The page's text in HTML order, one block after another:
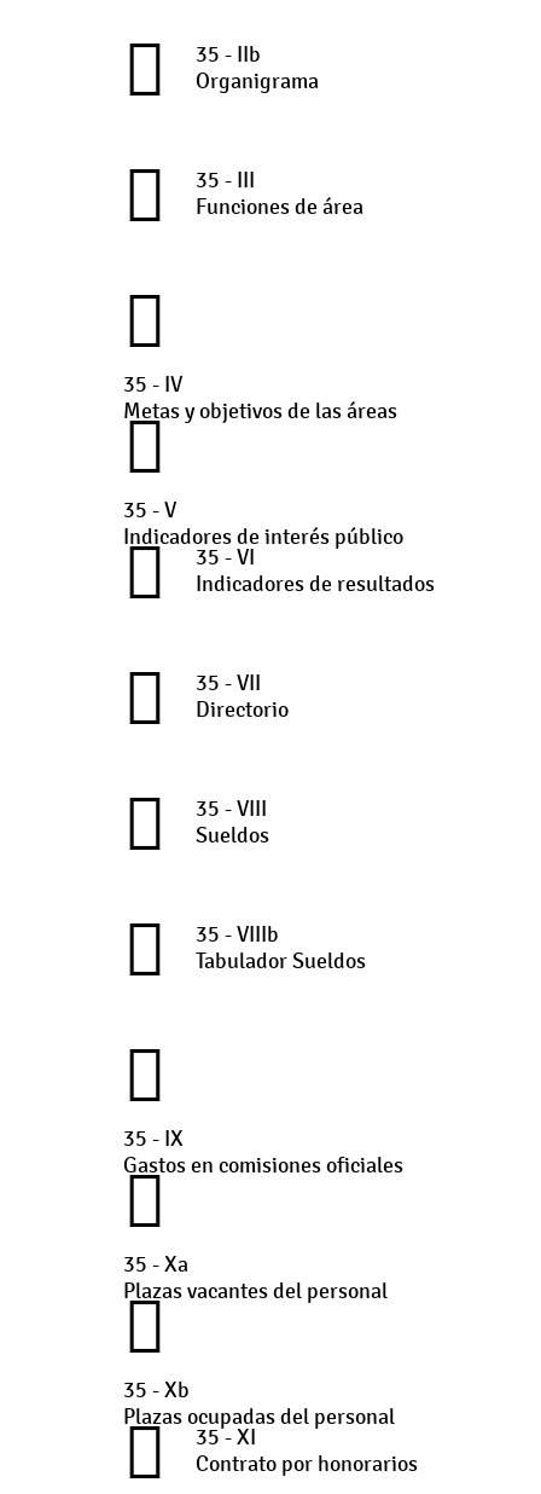
35 - IIb
Organigrama
35 - III
Funciones de área
35 - IV
Metas y objetivos de las áreas
35 - V
Indicadores de interés público
35 - VI
Indicadores de resultados
35 - VII
Directorio
35 - VIII
Sueldos
35 - VIIIb
Tabulador Sueldos
35 - IX
Gastos en comisiones oficiales
35 - Xa
Plazas vacantes del personal
35 - Xb
Plazas ocupadas del personal
35 - XI
Contrato por honorarios